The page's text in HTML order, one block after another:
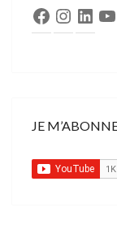
Facebook
Instagram
LinkedIn
JE